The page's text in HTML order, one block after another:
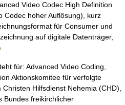
Video Codec High Definition
Codec hoher Auflösung), kurz
für Consumer und
auf digitale Datenträger,
für: Advanced Video Coding,
Aktionskomitee für verfolgte
Hilfsdienst Nehemia (CHD),
Bundes freikirchlicher